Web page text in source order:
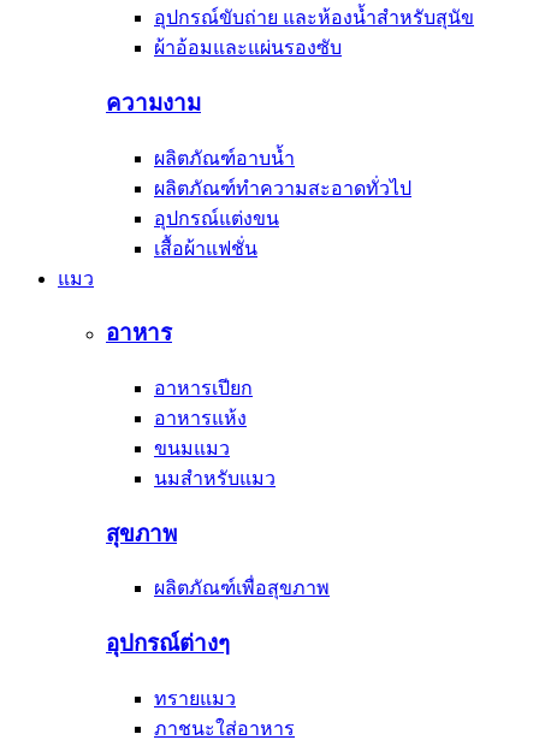
อุปกรณ์ขับถ่าย และห้องน้ำสำหรับสุนัข
ผ้าอ้อมและแผ่นรองซับ
ความงาม
ผลิตภัณฑ์อาบน้ำ
ผลิตภัณฑ์ทำความสะอาดทั่วไป
อุปกรณ์แต่งขน
เสื้อผ้าแฟชั่น
แมว
อาหาร
อาหารเปียก
อาหารแห้ง
ขนมแมว
นมสำหรับแมว
สุขภาพ
ผลิตภัณฑ์เพื่อสุขภาพ
อุปกรณ์ต่างๆ
ทรายแมว
ภาชนะใส่อาหาร